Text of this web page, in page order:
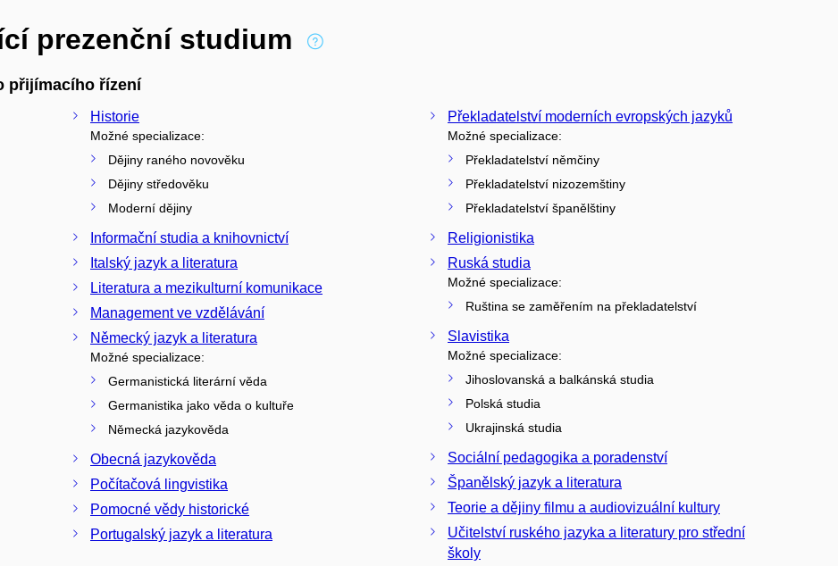
prezenční studium
přijímacího řízení
Historie
Možné specializace:
Dějiny raného novověku
Dějiny středověku
Moderní dějiny
Informační studia a knihovnictví
Italský jazyk a literatura
Literatura a mezikulturní komunikace
Management ve vzdělávání
Německý jazyk a literatura
Možné specializace:
Germanistická literární věda
Germanistika jako věda o kultuře
Německá jazykověda
Obecná jazykověda
Počítačová lingvistika
Pomocné vědy historické
Portugalský jazyk a literatura
Překladatelství moderních evropských jazyků
Možné specializace:
Překladatelství němčiny
Překladatelství nizozemštiny
Překladatelství španělštiny
Religionistika
Ruská studia
Možné specializace:
Ruština se zaměřením na překladatelství
Slavistika
Možné specializace:
Jihoslovanská a balkánská studia
Polská studia
Ukrajinská studia
Sociální pedagogika a poradenství
Španělský jazyk a literatura
Teorie a dějiny filmu a audiovizuální kultury
Učitelství ruského jazyka a literatury pro střední
školy